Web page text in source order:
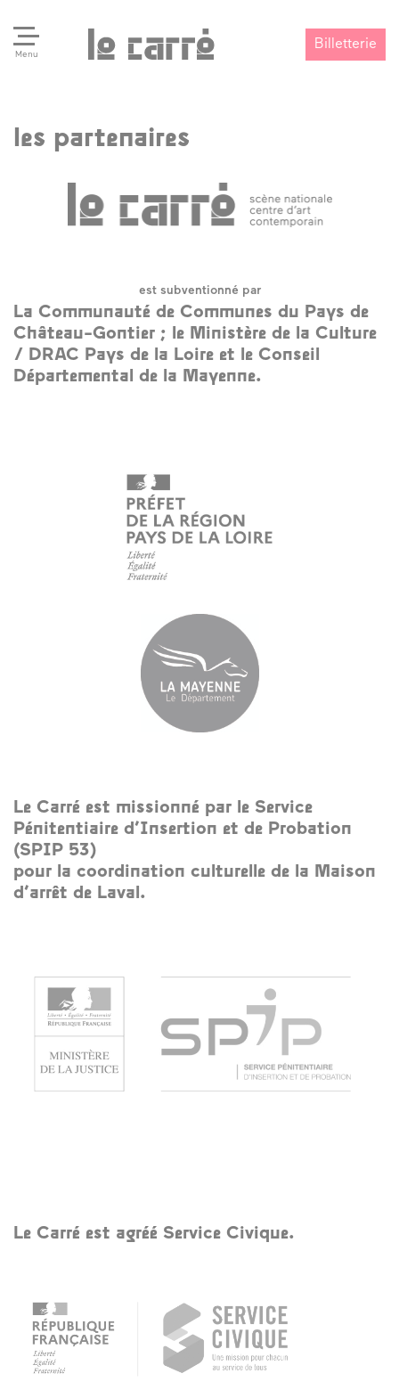
Menu
Billetterie
Search
les partenaires
est subventionné par
La Communauté de Communes du Pays de
Château-Gontier ; le Ministère de la Culture
/ DRAC Pays de la Loire et le Conseil
Départemental de la Mayenne.
Le Carré est missionné par le Service
Pénitentiaire d’Insertion et de Probation
(SPIP 53)
pour la coordination culturelle de la Maison
d’arrêt de Laval.
Le Carré est agréé Service Civique.